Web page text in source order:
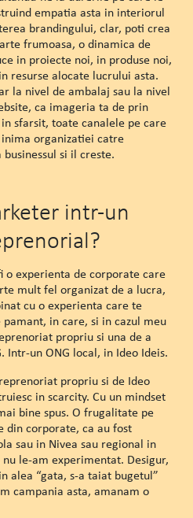
empatia asta in interiorul
brandingului, clar, poti crea
frumoasa, o dinamica de
in proiecte noi, in produse noi,
resurse alocate lucrului asta.
la nivel de ambalaj sau la nivel
ca imageria ta de prin
sfarsit, toate canalele pe care
organizatiei catre
si il creste.
intr-un
o experienta de corporate care
mult fel organizat de a lucra,
cu o experienta care te
in care, si in cazul meu
propriu si una de a
Intr-un ONG local, in Ideo Ideis.
propriu si de Ideo
in scarcity. Cu un mindset
bine spus. O frugalitate pe
din corporate, ca au fost
sau in Nivea sau regional in
le-am experimentat. Desigur,
alea “gata, s-a taiat bugetul”
campania asta, amanam o